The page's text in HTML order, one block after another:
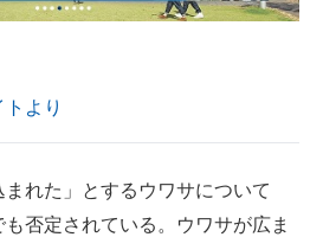
より
れた」とするウワサについて
否定されている。ウワサが広ま